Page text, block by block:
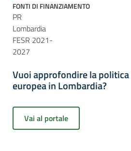
FONTI DI FINANZIAMENTO
PR
Lombardia
FESR 2021-
2027
Vuoi approfondire la
europea in Lombardia?
Vai al portale